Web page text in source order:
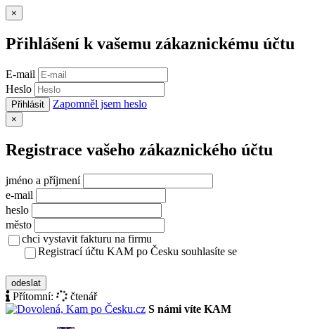
×
Přihlášení k vašemu zákaznickému účtu
E-mail
Heslo
Přihlásit Zapomněl jsem heslo
×
Registrace vašeho zákaznického účtu
jméno a příjmení
e-mail
heslo
město
chci vystavit fakturu na firmu
Registrací účtu KAM po Česku souhlasíte se
odeslat
Přítomní:
čtenář
S námi víte KAM